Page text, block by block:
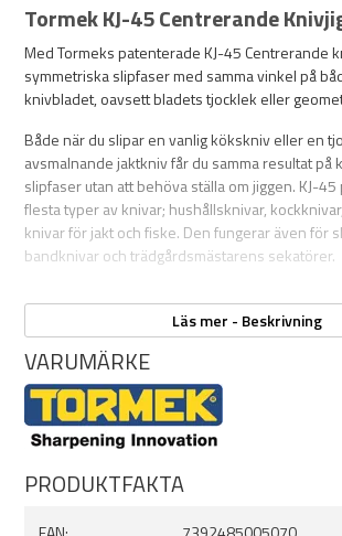
Tormek KJ-45 Centrerande
Med Tormeks patenterade KJ-45 Centrerande
symmetriska slipfaser med samma vinkel på
knivbladet, oavsett bladets tjocklek eller
Både när du slipar en vanlig kökskniv eller en
avsmalnande jaktkniv får du samma resultat på
slipfaser utan att behöva ställa om jiggen. KJ-
flesta typer av knivar; hushållsknivar,
knivar för jakt och fiske. Den fungerar även för
bandknivar och trädgårdsmästarens sekatörer.
oavsett tjocklek eller geometri. Det innebär att
från de tunnaste knivarna till knivar med en
mm. Det innebär också att knivblad som smalnar
och klack till spets centreras i jiggen och får en
på knivens båda slipfaser. Enkel inställning,
universalstödet har du möjligheten att följa
för dig att slipa knivar med olika form på bladet,
Läs mer - Beskrivning
VARUMÄRKE
PRODUKTFAKTA